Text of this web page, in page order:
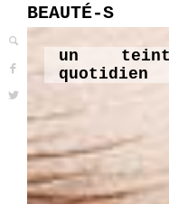
BEAUTÉ-S
un
quotidien